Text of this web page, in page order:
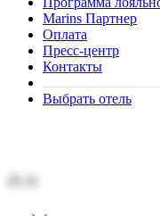
Marins Партнер
Оплата
Пресс-центр
Контакты
Выбрать отель